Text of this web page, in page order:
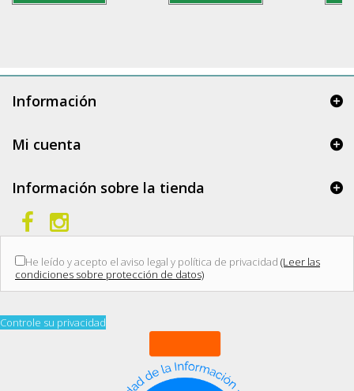
Información
Mi cuenta
Información sobre la tienda
He leído y acepto el aviso legal y política de privacidad (Leer las
condiciones sobre protección de datos)
Controle su privacidad